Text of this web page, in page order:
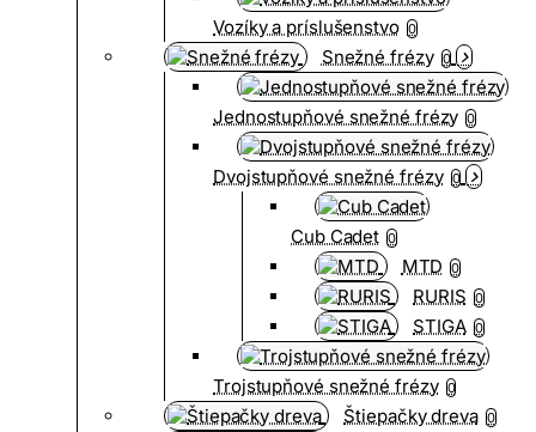
Vozíky a príslušenstvo 0
Snežné frézy 0
Jednostupňové snežné frézy 0
Dvojstupňové snežné frézy 0
Cub Cadet 0
MTD 0
RURIS 0
STIGA 0
Trojstupňové snežné frézy 0
Štiepačky dreva 0